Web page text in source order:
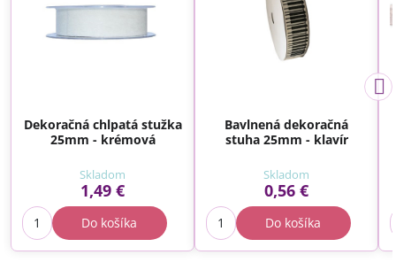
Dekoračná chlpatá stužka
25mm - krémová
Skladom
1,49 €
Do košíka
Bavlnená dekoračná
stuha 25mm - klavír
Skladom
0,56 €
Do košíka